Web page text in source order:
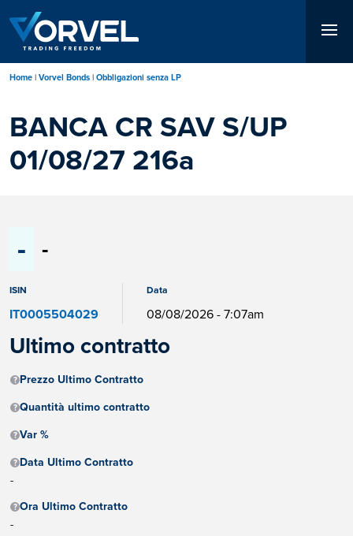
contenuto
principale
Home Vorvel Bonds Obbligazioni senza LP
BANCA CR SAV S/UP
01/08/27 216a
- -
ISIN
IT0005504029
Data
08/08/2026 - 7:07am
Ultimo contratto
Prezzo Ultimo Contratto
Quantità ultimo contratto
Var %
Data Ultimo Contratto
-
Ora Ultimo Contratto
-